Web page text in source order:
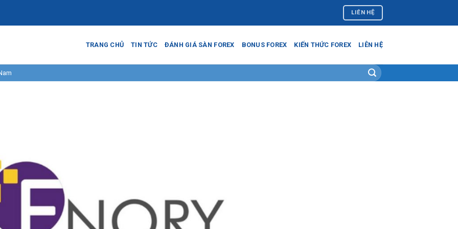
LIÊN HỆ
TRANG CHỦ TIN TỨC ĐÁNH GIÁ SÀN FOREX BONUS FOREX KIẾN THỨC FOREX LIÊN HỆ